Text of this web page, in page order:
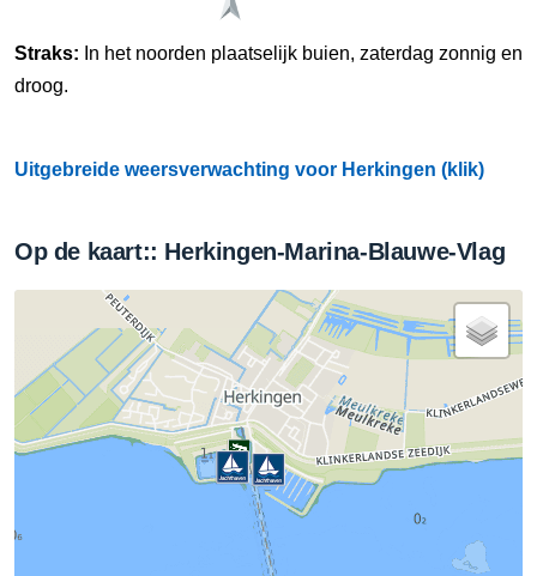
Straks: In het noorden plaatselijk buien, zaterdag zonnig en
droog.
Uitgebreide weersverwachting voor Herkingen (klik)
Op de kaart:: Herkingen-Marina-Blauwe-Vlag